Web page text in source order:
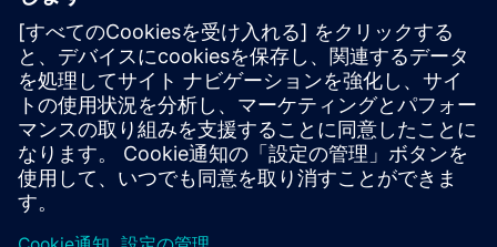
てCTとVTのサイズを最適化し、安定したグリッド運
用のための自動保護と制御をサポートするために、
広域の監視、保護、制御の研究ロードマップを開発
しています。